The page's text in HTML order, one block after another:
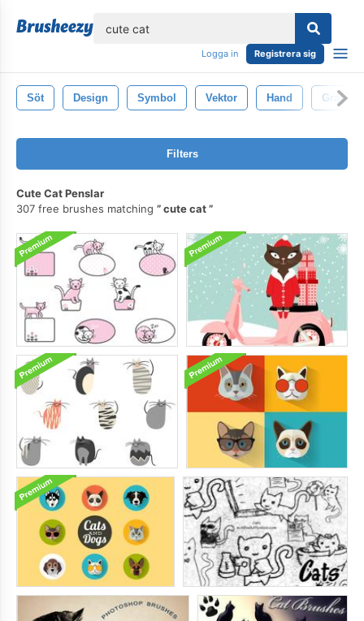
Logga in Registrera sig
Söt Design Symbol Vektor Hand Grafisk
Filters
Cute Cat Penslar
307 free brushes matching
cute cat